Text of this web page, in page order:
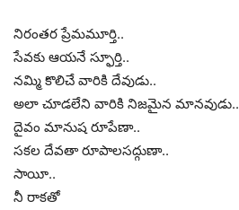
నిరంతర ప్రేమమూర్తి..
సేవకు ఆయనే స్ఫూర్తి..
నమ్మి కొలిచే వారికి దేవుడు..
అలా చూడలేని వారికి నిజమైన మానవుడు..
దైవం మానుష రూపేణా..
సకల దేవతా రూపాలసద్గుణా..
సాయీ..
నీ రాకతో